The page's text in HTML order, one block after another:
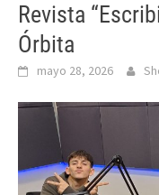
Revista
Órbita
mayo 28, 2026